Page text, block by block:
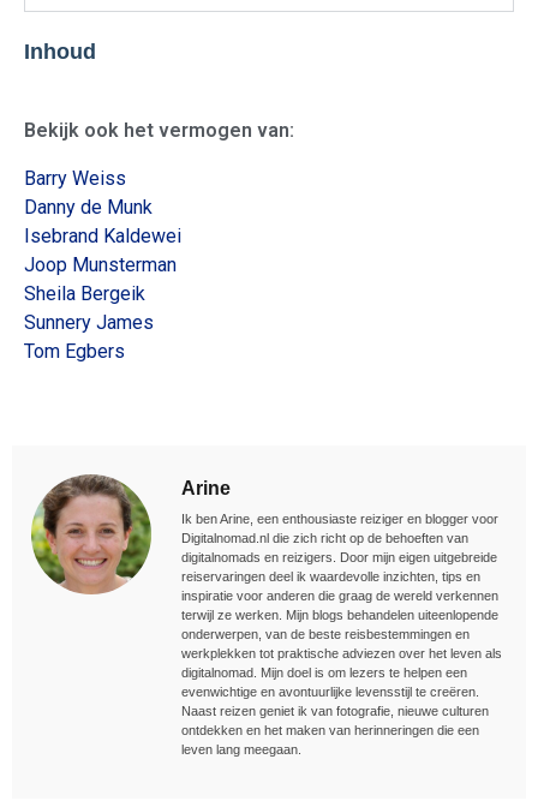
Inhoud
Bekijk ook het vermogen van:
Barry Weiss
Danny de Munk
Isebrand Kaldewei
Joop Munsterman
Sheila Bergeik
Sunnery James
Tom Egbers
Arine
Ik ben Arine, een enthousiaste reiziger en blogger voor
Digitalnomad.nl die zich richt op de behoeften van
digitalnomads en reizigers. Door mijn eigen uitgebreide
reiservaringen deel ik waardevolle inzichten, tips en
inspiratie voor anderen die graag de wereld verkennen
terwijl ze werken. Mijn blogs behandelen uiteenlopende
onderwerpen, van de beste reisbestemmingen en
werkplekken tot praktische adviezen over het leven als
digitalnomad. Mijn doel is om lezers te helpen een
evenwichtige en avontuurlijke levensstijl te creëren.
Naast reizen geniet ik van fotografie, nieuwe culturen
ontdekken en het maken van herinneringen die een
leven lang meegaan.